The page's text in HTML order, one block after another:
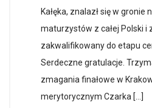
Kałęka, znalazł się w gronie
maturzystów z całej Polski i
zakwalifikowany do etapu
Serdeczne gratulacje.
zmagania finałowe w
merytorycznym Czarka […]